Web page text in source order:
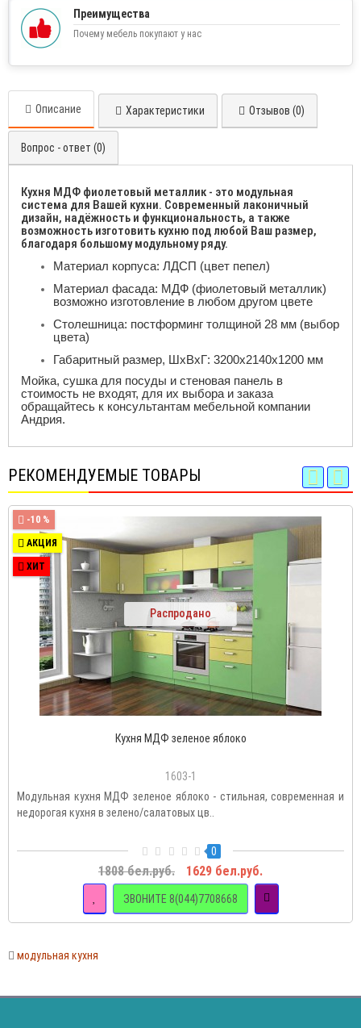
Преимущества
Почему мебель покупают у нас
Описание Характеристики Отзывов (0)
Вопрос - ответ (0)
Кухня МДФ фиолетовый металлик - это модульная
система для Вашей кухни. Современный лаконичный
дизайн, надёжность и функциональность, а также
возможность изготовить кухню под любой Ваш размер,
благодаря большому модульному ряду.
Материал корпуса: ЛДСП (цвет пепел)
Материал фасада: МДФ (фиолетовый металлик)
возможно изготовление в любом другом цвете
Столешница: постформинг толщиной 28 мм (выбор
цвета)
Габаритный размер, ШхВхГ: 3200х2140х1200 мм
Мойка, сушка для посуды и стеновая панель в
стоимость не входят, для их выбора и заказа
обращайтесь к консультантам мебельной компании
Андрия.
РЕКОМЕНДУЕМЫЕ ТОВАРЫ
-10 %
АКЦИЯ
ХИТ
Распродано
Кухня МДФ зеленое яблоко
1603-1
Модульная кухня МДФ зеленое яблоко - стильная, современная и
недорогая кухня в зелено/салатовых цв..
0
1808 бел.руб. 1629 бел.руб.
ЗВОНИТЕ 8(044)7708668
модульная кухня